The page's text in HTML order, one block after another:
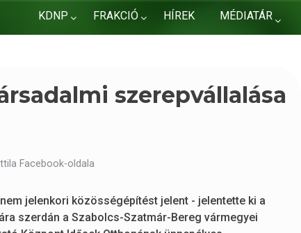
KDNP FRAKCIÓ HÍREK MÉDIATÁR
szerepvállalása
Facebook-oldala
jelenkori közösségépítést jelent - jelentette ki a
szerdán a Szabolcs-Szatmár-Bereg vármegyei